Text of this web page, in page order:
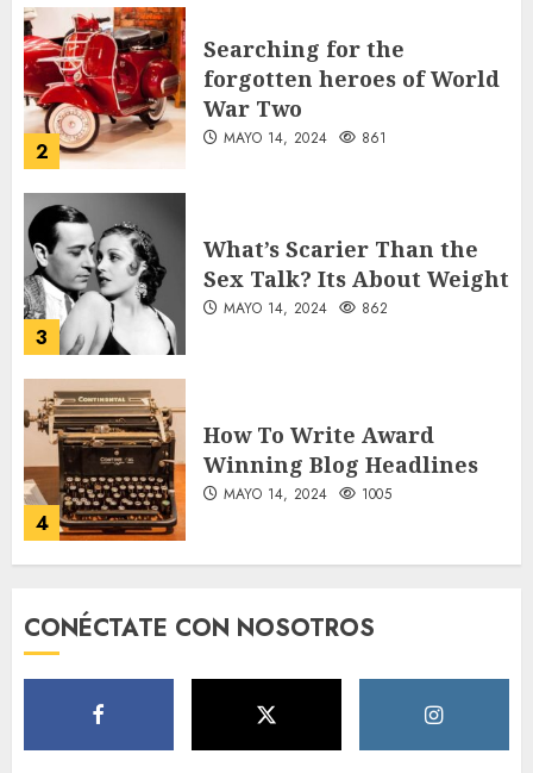
2
Searching for the
forgotten heroes of World
War Two
MAYO 14, 2024 861
3
What’s Scarier Than the
Sex Talk? Its About Weight
MAYO 14, 2024 862
4
How To Write Award
Winning Blog Headlines
MAYO 14, 2024 1005
How Many of These Italian
MAYO 14, 2024 811
CONÉCTATE CON NOSOTROS